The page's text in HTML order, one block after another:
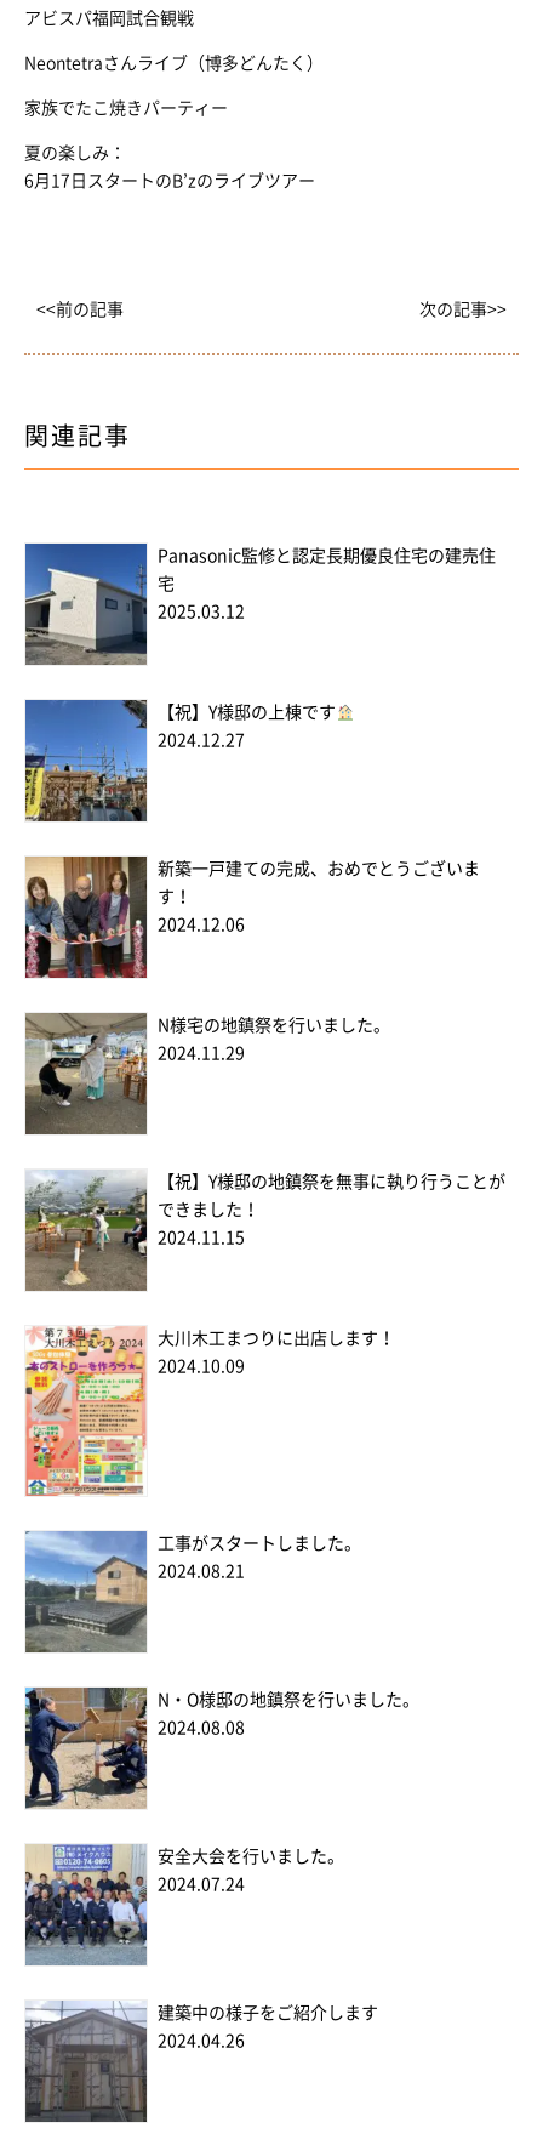
アビスパ福岡試合観戦
Neontetraさんライブ（博多どんたく）
家族でたこ焼きパーティー
夏の楽しみ：
6月17日スタートのB’zのライブツアー
<<前の記事 次の記事>>
関連記事
Panasonic監修と認定長期優良住宅の建売住
宅
2025.03.12
【祝】Y様邸の上棟です
2024.12.27
新築一戸建ての完成、おめでとうございま
す！
2024.12.06
N様宅の地鎮祭を行いました。
2024.11.29
【祝】Y様邸の地鎮祭を無事に執り行うことが
できました！
2024.11.15
大川木工まつりに出店します！
2024.10.09
工事がスタートしました。
2024.08.21
N・O様邸の地鎮祭を行いました。
2024.08.08
安全大会を行いました。
2024.07.24
建築中の様子をご紹介します
2024.04.26